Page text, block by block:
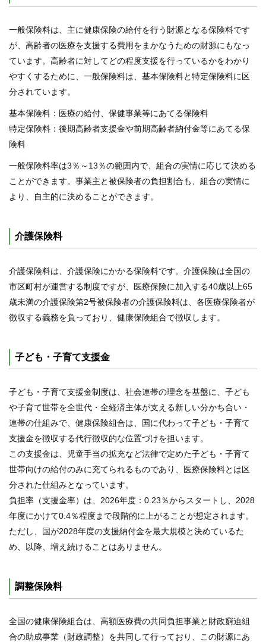
一般保険料は、主に健康保険の給付を行う財源となる保険料です
が、高齢者の医療を支援する費用をまかなうための財源にもなっ
ています。高齢者に対してどの程度支援を行っているかをわかり
やすくするために、一般保険料は、基本保険料と特定保険料に区
分されています。
基本保険料：医療の給付、保健事業等にあてる保険料
特定保険料：後期高齢者支援金や前期高齢者納付金等にあてる保
険料
一般保険料率は3％～13％の範囲内で、組合の実情に応じて決める
ことができます。事業主と被保険者の負担割合も、組合の実情に
より、自主的に決めることができます。
介護保険料
介護保険料は、介護保険にかかる保険料です。介護保険は全国の
市区町村が運営する制度ですが、医療保険に加入する40歳以上65
歳未満の介護保険第2号被保険者の介護保険料は、各医療保険者が
徴収する義務を負っており、健康保険組合で徴収します。
子ども・子育て支援金
子ども・子育て支援金制度は、社会連帯の理念を基盤に、子ども
や子育て世帯を全世代・全経済主体が支える新しい分かち合い・
連帯の仕組みで、健康保険組合は、国に代わって子ども・子育て
支援金を徴収する代行徴収的な位置づけを担います。
この支援金は、児童手当の拡充など法律で定めた子ども・子育て
世帯向けの給付のみに充てられるものであり、医療保険料とは区
分された仕組みとなっています。
負担率（支援金率）は、2026年度：0.23％からスタートし、2028
年度にかけて0.4％程度まで段階的に上がることが想定されます。
ただし、国が2028年度の支援納付金を最大規模と決めているた
め、以降、増え続けることはありません。
調整保険料
全国の健康保険組合は、高額医療費の共同負担事業と財政窮迫組
合の助成事業（財政調整）を共同して行っており、この財源にあ